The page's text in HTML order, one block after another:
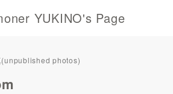
YUKINO's Page
(unpublished photos)